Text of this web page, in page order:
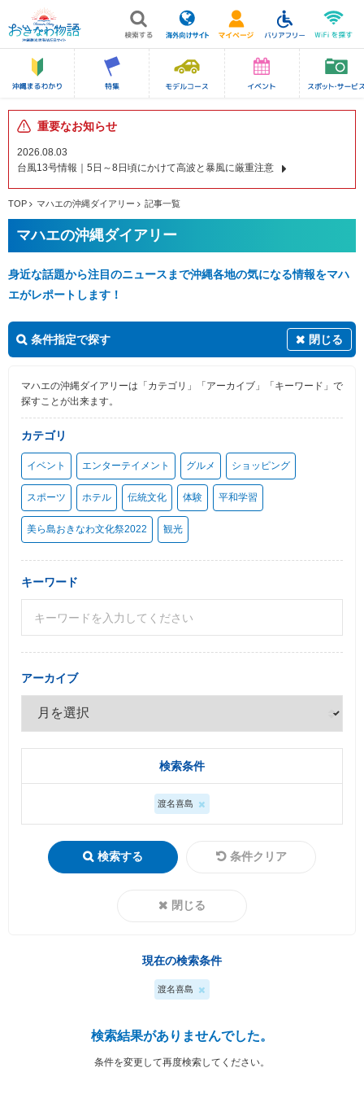
重要なお知らせ
2026.08.03
台風13号情報｜5日～8日頃にかけて高波と暴風に厳重注意
TOP マハエの沖縄ダイアリー 記事一覧
マハエの沖縄ダイアリー
身近な話題から注目のニュースまで沖縄各地の気になる情報をマハ
エがレポートします！
条件指定で探す 閉じる
マハエの沖縄ダイアリーは「カテゴリ」「アーカイブ」「キーワード」で
探すことが出来ます。
カテゴリ
イベント エンターテイメント グルメ ショッピング
スポーツ ホテル 伝統文化 体験 平和学習
美ら島おきなわ文化祭2022 観光
キーワード
アーカイブ
検索条件
渡名喜島
検索する 条件クリア
閉じる
現在の検索条件
渡名喜島
検索結果がありませんでした。
条件を変更して再度検索してください。